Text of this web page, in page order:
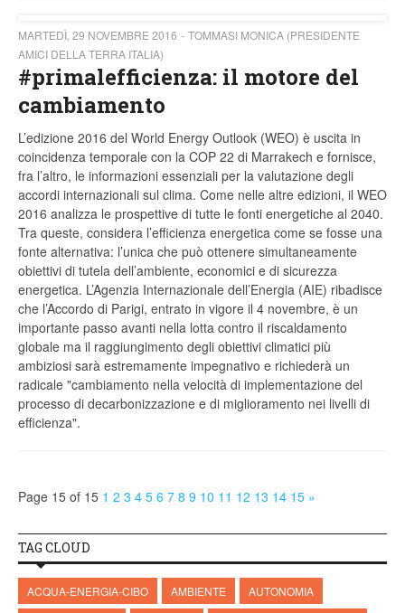
MARTEDÌ, 29 NOVEMBRE 2016
TOMMASI MONICA (PRESIDENTE
AMICI DELLA TERRA ITALIA)
#primalefficienza: il motore del
cambiamento
L’edizione 2016 del World Energy Outlook (WEO) è uscita in
coincidenza temporale con la COP 22 di Marrakech e fornisce,
fra l’altro, le informazioni essenziali per la valutazione degli
accordi internazionali sul clima. Come nelle altre edizioni, il WEO
2016 analizza le prospettive di tutte le fonti energetiche al 2040.
Tra queste, considera l’efficienza energetica come se fosse una
fonte alternativa: l’unica che può ottenere simultaneamente
obiettivi di tutela dell’ambiente, economici e di sicurezza
energetica. L’Agenzia Internazionale dell’Energia (AIE) ribadisce
che l’Accordo di Parigi, entrato in vigore il 4 novembre, è un
importante passo avanti nella lotta contro il riscaldamento
globale ma il raggiungimento degli obiettivi climatici più
ambiziosi sarà estremamente impegnativo e richiederà un
radicale "cambiamento nella velocità di implementazione del
processo di decarbonizzazione e di miglioramento nei livelli di
efficienza".
Page 15 of 15 1 2 3 4 5 6 7 8 9 10 11 12 13 14 15 »
TAG CLOUD
ACQUA-ENERGIA-CIBO AMBIENTE
AUTONOMIA